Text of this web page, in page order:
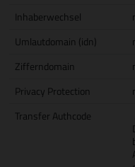
Inhaberwechsel
Umlautdomain (idn)
Zifferndomain
Privacy Protection
Transfer Authcode